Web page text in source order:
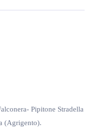
Pipitone Stradella
(Agrigento).